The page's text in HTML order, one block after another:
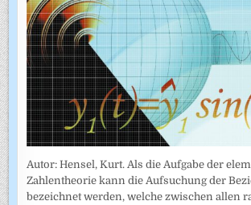
Autor: Hensel, Kurt. Als die Aufgabe der
Zahlentheorie kann die Aufsuchung der
bezeichnet werden, welche zwischen allen